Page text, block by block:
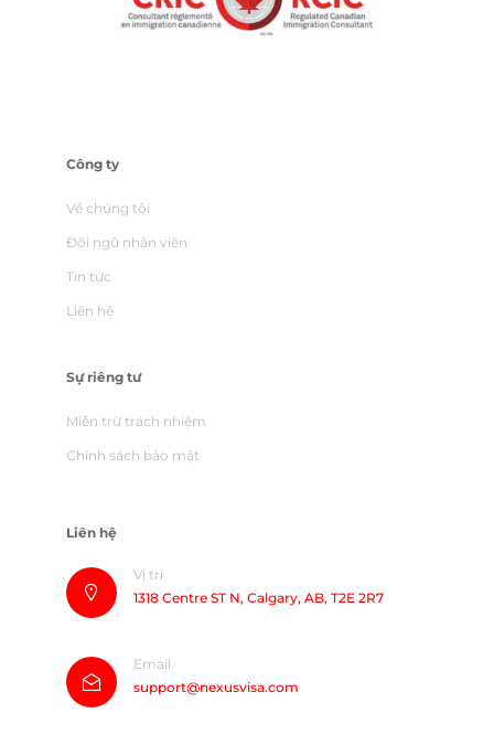
Công ty
Về chúng tôi
Đội ngũ nhân viên
Tin tức
Liên hệ
Sự riêng tư
Miễn trừ trách nhiệm
Chính sách bảo mật
Liên hệ
Vị trí
1318 Centre ST N, Calgary, AB, T2E 2R7
Email
support@nexusvisa.com